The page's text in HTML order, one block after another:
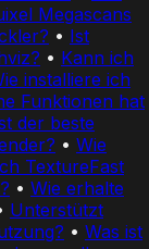
Megascans
• Ist
• Kann ich
installiere ich
Funktionen hat
der beste
• Wie
TextureFast
• Wie erhalte
Unterstützt
• Was ist